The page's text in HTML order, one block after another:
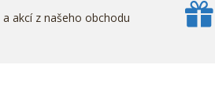
akcí z našeho obchodu